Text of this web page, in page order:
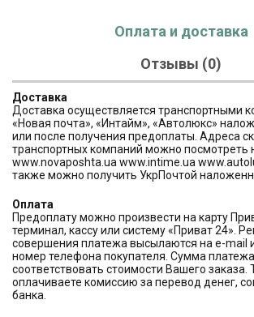
Оплата и доставка
Отзывы (0)
Доставка
Доставка осуществляется транспортными
«Новая почта», «Интайм», «Автолюкс»
или после получения предоплаты. Адреса
транспортных компаний можно посмотреть
www.novaposhta.ua www.intime.ua
также можно получить УкрПочтой
Оплата
Предоплату можно произвести на карту
терминал, кассу или систему «Приват 24».
совершения платежа высылаются на e-mail
номер телефона покупателя. Сумма
соответствовать стоимости Вашего заказа.
оплачиваете комиссию за перевод денег,
банка.